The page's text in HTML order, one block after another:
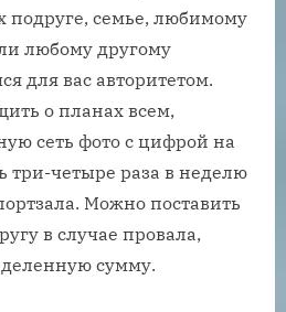
подруге, семье, любимому
любому другому
для вас авторитетом.
о планах всем,
сеть фото с цифрой на
три-четыре раза в неделю
Можно поставить
в случае провала,
сумму.